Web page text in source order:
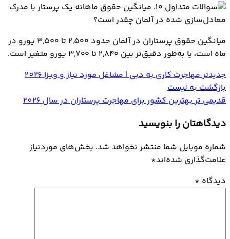
۱۰. میانگین حقوق ماهانه یک پرستار با مدرک
معادل‌سازی شده در آلمان چقدر است؟
میانگین حقوق پرستاران در آلمان حدود ۲,۵۰۰ تا ۳,۵۰۰ یورو در
ماه است، یا به‌طور دقیق‌تر بین ۲,۸۴۰ تا ۳,۷۰۰ یورو متغیر است.
جدیدترمهاجرت کاری به دبی | مشاغل مورد نیاز و ویزا 2026
بازگشت به لیست
قدیمی تربهترین کشور برای مهاجرت پرستاران در سال 2026
دیدگاهتان را بنویسید
شماره موبایل شما منتشر نخواهد شد. بخش‌های موردنیاز
علامت‌گذاری شده‌اند*
دیدگاه *